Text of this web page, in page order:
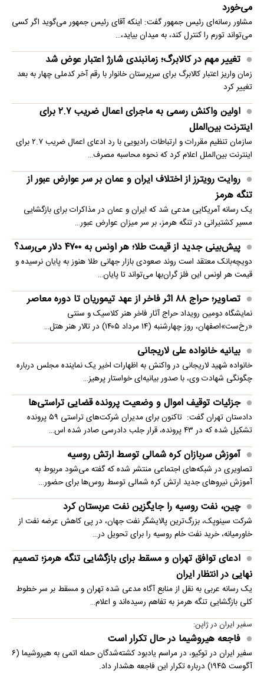
می‌خورد
مشاور رسانه‌ای رئیس جمهور گفت: اینکه آقای رئیس جمهور می‌گوید اگر کسی
می‌تواند تورم را کنترل کند، به میدان بیاید،…
تغییر مهم در کالابرگ؛ زمانبندی‌ شارژ اعتبار عوض شد
زمان واریز اعتبار کالابرگ برای سرپرستان خانوار با رقم آخر کدملی چهار به بعد
تغییر کرد
اولین واکنش رسمی به ماجرای اعمال ضریب ۲.۷ برای
اینترنت بین‌الملل
سازمان تنظیم مقررات و ارتباطات رادیویی با رد ادعای اعمال ضریب ۲.۷ برای
اینترنت بین‌الملل اعلام کرد که نحوه محاسبه مصرف…
روایت رویترز از اختلاف ایران و عمان بر سر عوارض عبور از
تنگه هرمز
یک رسانه آمریکایی مدعی شد که ایران و عمان در مذاکرات برای بازگشایی
مسیر کشتیرانی در تنگه هرمز، بر سر میزان عوارض عبور…
پیش‌بینی جدید از قیمت طلا؛ هر اونس به ۴۷۰۰ دلار می‌رسد؟
دویچه‌بانک معتقد است روند صعودی بازار جهانی طلا هنوز به پایان نرسیده و
قیمت هر اونس این فلز گران‌بها می‌تواند تا پایان…
تصاویر؛ حراج ۸۸ اثر فاخر از عهد تیموریان تا دوره معاصر
نمایشگاه دومین رویداد حراج آثار فاخر هنر کلاسیک و سنتی
«رخ‌ست»اصفهان، روز چهارشنبه (۱۴ مرداد ۱۴۰۵) در تالار هنر هتل…
بیانیه خانواده علی لاریجانی
خانواده شهید لاریجانی در واکنش به اظهارات اخیر یک نماینده مجلس درباره
چگونگی شهادت وی، با صدور بیانیه‌ای خواستار پرهیز…
جزئیات توقیف اموال و وضعیت پرونده قضایی تراستی‌ها
دادستان تهران گفت: تاکنون برای مدیران شرکت‌های تراستی ۵۹ پرونده
تشکیل شده که در ۴۳ پرونده، قرار جلب دادرسی صادر شده اس…
آموزش سربازان کره شمالی توسط ارتش روسیه
تصاویری در شبکه‌های اجتماعی منتشر شده که گفته می‌شود مربوط به
آموزش نیروهای جدید ارتش کره شمالی توسط روس‌ها برای حضور…
چین، نفت روسیه را جایگزین نفت عربستان کرد
شرکت سینوپک، بزرگ‌ترین پالایشگر نفت جهان، در پی کاهش عرضه نفت از
خاورمیانه، خرید نفت خام روسیه را برای تحویل در…
ادعای توافق تهران و مسقط برای بازگشایی تنگه هرمز؛ تصمیم
نهایی در انتظار ایران
یک رسانه عربی به نقل از منابع آگاه مدعی شده تهران و مسقط بر سر خطوط
کلی بازگشایی تنگه هرمز به تفاهم رسیده‌اند و اعلام…
سفیر ایران در ژاپن:
فاجعه هیروشیما در حال تکرار است
سفیر ایران در توکیو، در مراسم یادبود کشته‌شدگان حمله اتمی به هیروشیما (۶
آگوست ۱۹۴۵) درباره تکرار این فاجعه هشدار داد.